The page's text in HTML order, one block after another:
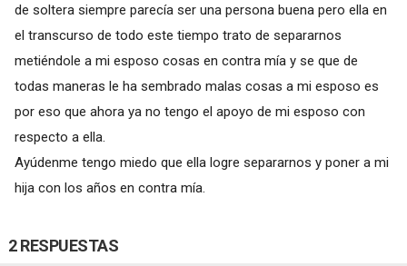
de soltera siempre parecía ser una persona buena pero ella en
el transcurso de todo este tiempo trato de separarnos
metiéndole a mi esposo cosas en contra mía y se que de
todas maneras le ha sembrado malas cosas a mi esposo es
por eso que ahora ya no tengo el apoyo de mi esposo con
respecto a ella.
Ayúdenme tengo miedo que ella logre separarnos y poner a mi
hija con los años en contra mía.
2 RESPUESTAS